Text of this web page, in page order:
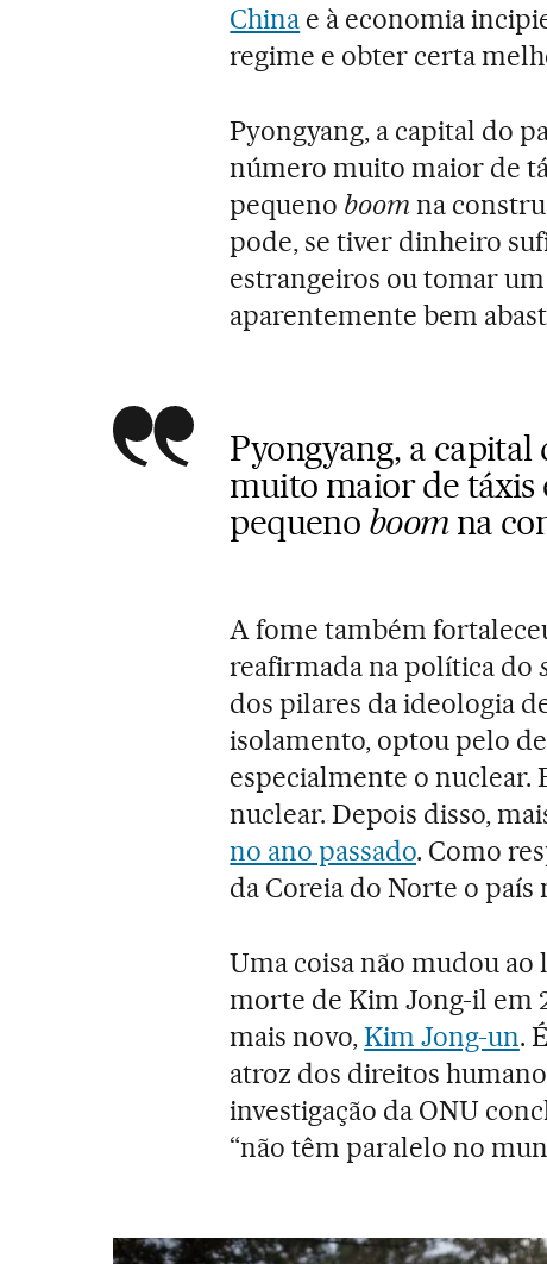
China e à economia
regime e obter certa
Pyongyang, a capital do
número muito maior de
pequeno boom na
pode, se tiver dinheiro
estrangeiros ou tomar
aparentemente bem
Pyongyang, a
muito maior de táxis
pequeno boomna
A fome também
reafirmada na política do
dos pilares da ideologia
isolamento, optou pelo
especialmente o nuclear.
nuclear. Depois disso,
no ano passado. Como
da Coreia do Norte o
Uma coisa não mudou
morte de Kim Jong-il em
mais novo,Kim Jong-un.
atroz dos direitos
investigação da ONU
“não têm paralelo no